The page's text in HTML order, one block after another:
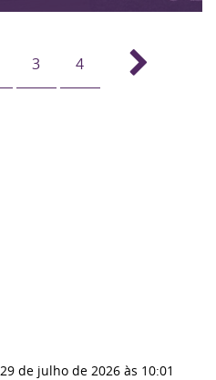
3 4
29 de julho de 2026 às 10:01